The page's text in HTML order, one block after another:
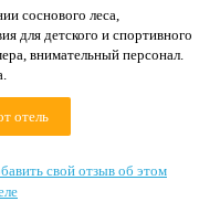
соснового леса,
для детского и спортивного
внимательный персонал.
отель
свой отзыв об этом